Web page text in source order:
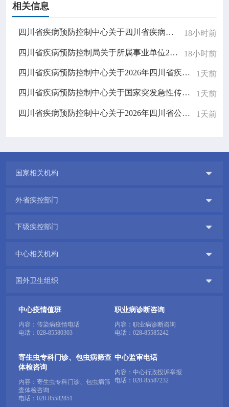
相关信息
四川省疾病预防控制中心关于四川省疾病预防控制中心食堂餐桌椅采购项目的比选结果公告 18小时前
四川省疾病预防控制局关于所属事业单位2025年下半年公开考试招聘工作人员拟聘人员公示（二） 18小时前
四川省疾病预防控制中心关于2026年四川省疾控中心重要信息系统密评服务的比选公告 1天前
四川省疾病预防控制中心关于国家突发急性传染病防控队（四川）无人机采购的比选公告 1天前
四川省疾病预防控制中心关于2026年四川省公共卫生医师规范化培训招生结果公示 1天前
国家相关机构 
外省疾控部门 
下级疾控部门 
中心相关机构 
国外卫生组织 
中心疫情值班
内容：传染病疫情电话
电话： 028-85580303
职业病诊断咨询
内容：职业病诊断咨询
电话： 028-85585242
寄生虫专科门诊、包虫病筛查
体检咨询
内容：寄生虫专科门诊、包虫病筛
查体检咨询
电话： 028-85582851
中心监审电话
内容：中心行政投诉举报
电话： 028-85587232